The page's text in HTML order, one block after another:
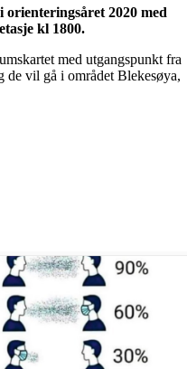
orienteringsåret 2020 med
kl 1800.
med utgangspunkt fra
de vil gå i området Blekesøya,